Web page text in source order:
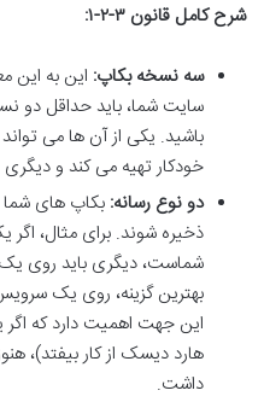
شرح کامل قانون ۳-۲-۱:
سه نسخه بکاپ: این به این
سایت شما، باید حداقل دو
باشید. یکی از آن ها می
خودکار تهیه می کند و
دو نوع رسانه: بکاپ های
ذخیره شوند. برای مثال،
بهترین گزینه، روی یک
این جهت اهمیت دارد که
هارد دیسک از کار بیفتد)،
داشت.